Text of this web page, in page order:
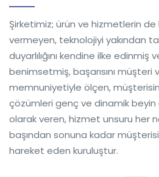
Şirketimiz; ürün ve hizmetlerin
vermeyen, teknolojiyi yakından
duyarlılığını kendine ilke edinmiş
benimsetmiş, başarısını müşteri
memnuniyetiyle ölçen,
çözümleri genç ve dinamik
olarak veren, hizmet unsuru her
başından sonuna kadar
hareket eden kuruluştur.